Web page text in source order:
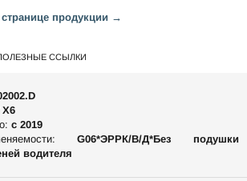
странице продукции →
ССЫЛКИ
X6
c 2019
G06*ЭРРК/В/Д*Без подушки
водителя